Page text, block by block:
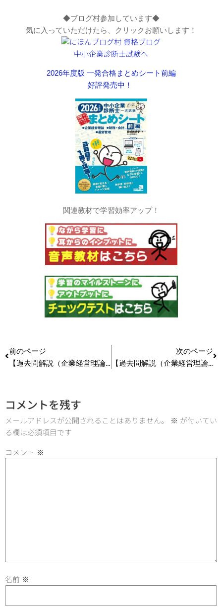
◆ブログ村参加しています◆
気に入っていただけたら、クリックお願いします！
2026年度版 一発合格まとめシート前編
好評発売中！
関連教材で学習効率アップ！
前のページ
【過去問解説（企業経営理論）】R7 第36問 消費者の購買行動
次のページ
【過去問解説（企業経営理論）】R7 第39問 インターナルマーケティング
コメントを残す
メールアドレスが公開されることはありません。 ※ が付いてい
る欄は必須項目です
コメント ※
名前 ※